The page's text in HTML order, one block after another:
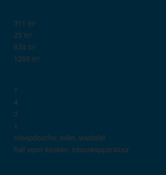
311 m²
23 m²
834 m²
1265 m³
7
4
3
1
inloopdouche, toilet, wastafel
half open keuken, inbouwapparatuur